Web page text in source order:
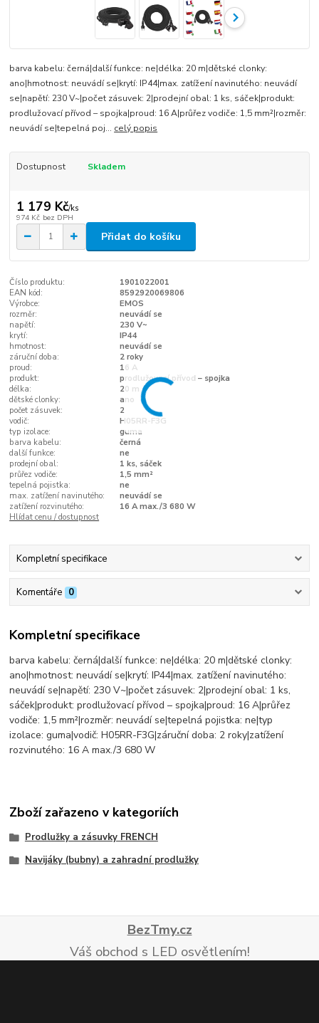
barva kabelu: černá|další funkce: ne|délka: 20 m|dětské clonky:
ano|hmotnost: neuvádí se|krytí: IP44|max. zatížení navinutého: neuvádí
se|napětí: 230 V~|počet zásuvek: 2|prodejní obal: 1 ks, sáček|produkt:
prodlužovací přívod – spojka|proud: 16 A|průřez vodiče: 1,5 mm²|rozměr:
neuvádí se|tepelná poj... celý popis
Dostupnost Skladem
1 179 Kč/ks
974 Kč bez DPH
Přidat do košíku
Číslo produktu:
1901022001
EAN kód:
8592920069806
Výrobce:
EMOS
rozměr:
neuvádí se
napětí:
230 V~
krytí:
IP44
hmotnost:
neuvádí se
záruční doba:
2 roky
proud:
16 A
produkt:
prodlužovací přívod – spojka
délka:
20 m
dětské clonky:
ano
počet zásuvek:
2
vodič:
H05RR-F3G
typ izolace:
guma
barva kabelu:
černá
další funkce:
ne
prodejní obal:
1 ks, sáček
průřez vodiče:
1,5 mm²
tepelná pojistka:
ne
max. zatížení navinutého:
neuvádí se
zatížení rozvinutého:
16 A max./3 680 W
Hlídat cenu / dostupnost
Kompletní specifikace
Komentáře 0
Kompletní specifikace
barva kabelu: černá|další funkce: ne|délka: 20 m|dětské clonky:
ano|hmotnost: neuvádí se|krytí: IP44|max. zatížení navinutého:
neuvádí se|napětí: 230 V~|počet zásuvek: 2|prodejní obal: 1 ks,
sáček|produkt: prodlužovací přívod – spojka|proud: 16 A|průřez
vodiče: 1,5 mm²|rozměr: neuvádí se|tepelná pojistka: ne|typ
izolace: guma|vodič: H05RR-F3G|záruční doba: 2 roky|zatížení
rozvinutého: 16 A max./3 680 W
Zboží zařazeno v kategoriích
Prodlužky a zásuvky FRENCH
Navijáky (bubny) a zahradní prodlužky
BezTmy.cz
Váš obchod s LED osvětlením!